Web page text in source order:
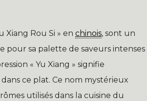
Xiang Rou Si » en chinois, sont un
pour sa palette de saveurs intenses
« Yu Xiang » signifie
ce plat. Ce nom mystérieux
utilisés dans la cuisine du